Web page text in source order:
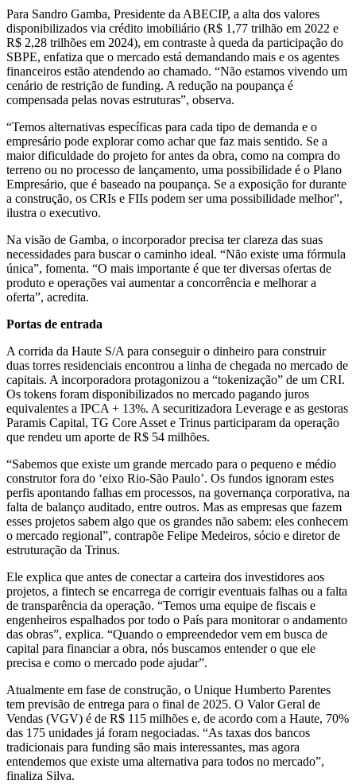
Para Sandro Gamba, Presidente da ABECIP, a alta dos valores
disponibilizados via crédito imobiliário (R$ 1,77 trilhão em 2022 e
R$ 2,28 trilhões em 2024), em contraste à queda da participação do
SBPE, enfatiza que o mercado está demandando mais e os agentes
financeiros estão atendendo ao chamado. “Não estamos vivendo um
cenário de restrição de funding. A redução na poupança é
compensada pelas novas estruturas”, observa.
“Temos alternativas específicas para cada tipo de demanda e o
empresário pode explorar como achar que faz mais sentido. Se a
maior dificuldade do projeto for antes da obra, como na compra do
terreno ou no processo de lançamento, uma possibilidade é o Plano
Empresário, que é baseado na poupança. Se a exposição for durante
a construção, os CRIs e FIIs podem ser uma possibilidade melhor”,
ilustra o executivo.
Na visão de Gamba, o incorporador precisa ter clareza das suas
necessidades para buscar o caminho ideal. “Não existe uma fórmula
única”, fomenta. “O mais importante é que ter diversas ofertas de
produto e operações vai aumentar a concorrência e melhorar a
oferta”, acredita.
Portas de entrada
A corrida da Haute S/A para conseguir o dinheiro para construir
duas torres residenciais encontrou a linha de chegada no mercado de
capitais. A incorporadora protagonizou a “tokenização” de um CRI.
Os tokens foram disponibilizados no mercado pagando juros
equivalentes a IPCA + 13%. A securitizadora Leverage e as gestoras
Paramis Capital, TG Core Asset e Trinus participaram da operação
que rendeu um aporte de R$ 54 milhões.
“Sabemos que existe um grande mercado para o pequeno e médio
construtor fora do ‘eixo Rio-São Paulo’. Os fundos ignoram estes
perfis apontando falhas em processos, na governança corporativa, na
falta de balanço auditado, entre outros. Mas as empresas que fazem
esses projetos sabem algo que os grandes não sabem: eles conhecem
o mercado regional”, contrapõe Felipe Medeiros, sócio e diretor de
estruturação da Trinus.
Ele explica que antes de conectar a carteira dos investidores aos
projetos, a fintech se encarrega de corrigir eventuais falhas ou a falta
de transparência da operação. “Temos uma equipe de fiscais e
engenheiros espalhados por todo o País para monitorar o andamento
das obras”, explica. “Quando o empreendedor vem em busca de
capital para financiar a obra, nós buscamos entender o que ele
precisa e como o mercado pode ajudar”.
Atualmente em fase de construção, o Unique Humberto Parentes
tem previsão de entrega para o final de 2025. O Valor Geral de
Vendas (VGV) é de R$ 115 milhões e, de acordo com a Haute, 70%
das 175 unidades já foram negociadas. “As taxas dos bancos
tradicionais para funding são mais interessantes, mas agora
entendemos que existe uma alternativa para todos no mercado”,
finaliza Silva.